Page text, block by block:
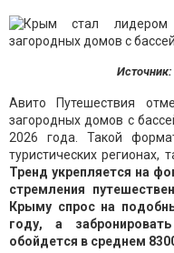
Авито Путешествия
загородных домов с
2026 года. Такой
туристических регионах,
Тренд укрепляется на
стремления
Крыму спрос на
году, а
обойдется в среднем